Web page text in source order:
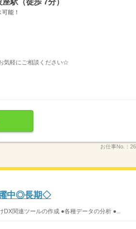
駅（徒歩 7分）
能！
気軽にご相談ください☆
お仕事No.：
躍中◎長期◇
関連ツールの作成 ●各種データの分析 ●...